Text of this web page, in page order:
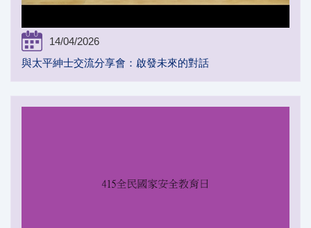
14/04/2026
與太平紳士交流分享會：啟發未來的對話